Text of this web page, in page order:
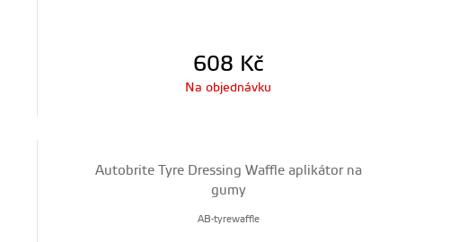
608 Kč
Na objednávku
Autobrite Tyre Dressing Waffle aplikátor na
gumy
AB-tyrewaffle